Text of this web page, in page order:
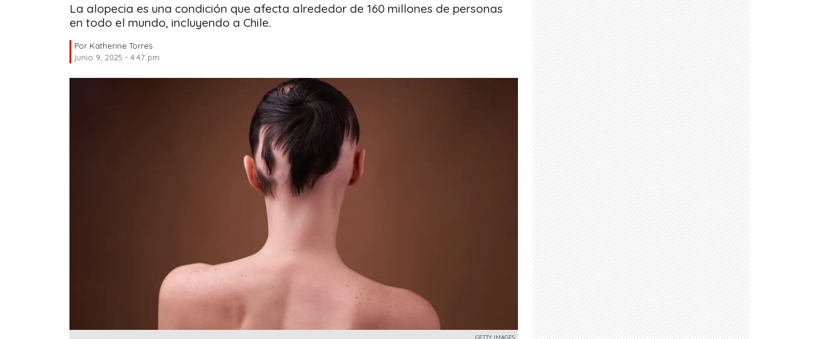
La alopecia es una condición que afecta alrededor de 160 millones de personas
en todo el mundo, incluyendo a Chile.
Por Katherine Torres
junio 9, 2025 - 4:47 pm
GETTY IMAGES